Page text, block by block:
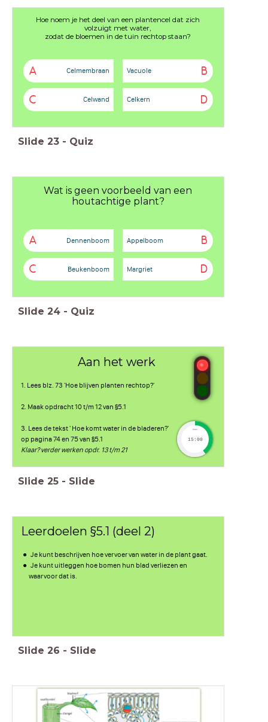
Hoe noem je het deel van een plantencel dat zich
volzuigt met water,
zodat de bloemen in de tuin rechtop staan?
A Celmembraan B
Vacuole
C Celwand D
Celkern
Slide 23 - Quiz
Wat is geen voorbeeld van een
houtachtige plant?
A Dennenboom B
Appelboom
C Beukenboom D
Margriet
Slide 24 - Quiz
Aan het werk
1. Lees blz. 73 'Hoe blijven planten rechtop?'
2. Maak opdracht 10 t/m 12 van §5.1
3. Lees de tekst ' Hoe komt water in de bladeren?'
op pagina 74 en 75 van §5.1
Klaar? verder werken opdr. 13 t/m 21
timer
15:00
Slide 25 - Slide
Leerdoelen §5.1 (deel 2)
Je kunt beschrijven hoe vervoer van water in de plant gaat.
Je kunt uitleggen hoe bomen hun blad verliezen en
waarvoor dat is.
Slide 26 - Slide